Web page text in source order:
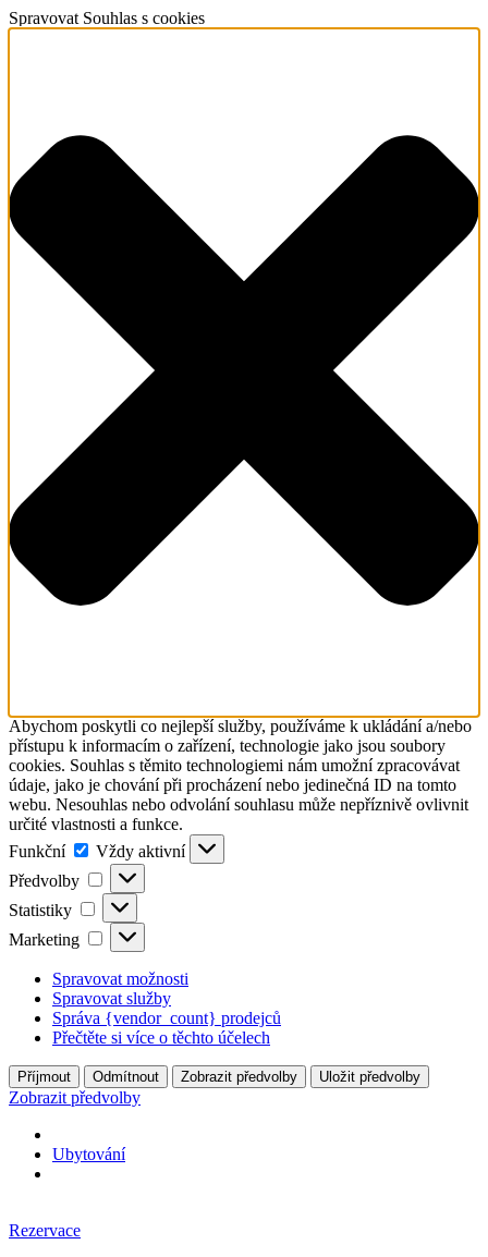
Spravovat Souhlas s cookies
Abychom poskytli co nejlepší služby, používáme k ukládání a/nebo
přístupu k informacím o zařízení, technologie jako jsou soubory
cookies. Souhlas s těmito technologiemi nám umožní zpracovávat
údaje, jako je chování při procházení nebo jedinečná ID na tomto
webu. Nesouhlas nebo odvolání souhlasu může nepříznivě ovlivnit
určité vlastnosti a funkce.
Funkční
Funkční
Vždy aktivní
Předvolby
Předvolby
Statistiky Statistiky
Marketing Marketing
Spravovat možnosti
Spravovat služby
Správa {vendor_count} prodejců
Přečtěte si více o těchto účelech
Příjmout Odmítnout Zobrazit předvolby Uložit předvolby
Zobrazit předvolby
Ubytování
Rezervace